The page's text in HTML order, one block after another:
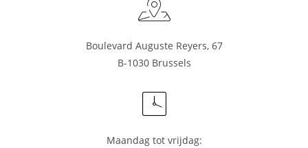
Boulevard Auguste Reyers, 67
B-1030 Brussels
Maandag tot vrijdag: